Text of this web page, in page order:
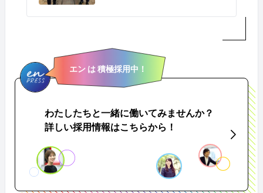
エン は 積極採用中！
わたしたちと一緒に働いてみませんか？
詳しい採用情報はこちらから！